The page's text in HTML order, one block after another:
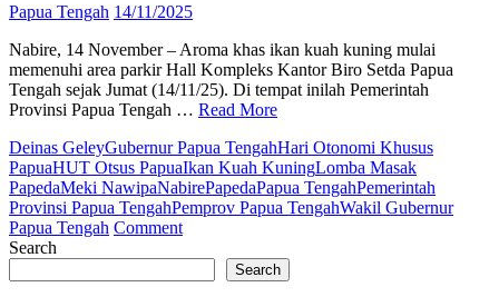
Deinas
Ajak
Perkuat
Komitmen
Pelayanan
Papua Tengah 14/11/2025
Nabire, 14 November – Aroma khas ikan kuah kuning mulai
memenuhi area parkir Hall Kompleks Kantor Biro Setda Papua
Tengah sejak Jumat (14/11/25). Di tempat inilah Pemerintah
Provinsi Papua Tengah … Read More
Deinas GeleyGubernur Papua TengahHari Otonomi Khusus
PapuaHUT Otsus PapuaIkan Kuah KuningLomba Masak
PapedaMeki NawipaNabirePapedaPapua TengahPemerintah
Provinsi Papua TengahPemprov Papua TengahWakil Gubernur
Papua Tengah Commenton
Papeda
Harumkan
Search
Search